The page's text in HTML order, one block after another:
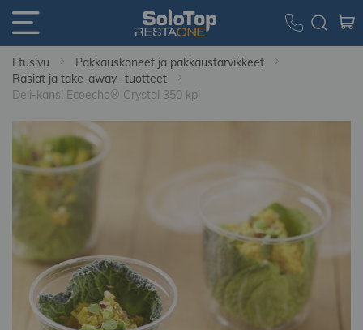
Etusivu
Pakkauskoneet ja pakkaustarvikkeet
Rasiat ja take-away -tuotteet
Deli-kansi Ecoecho® Crystal 350 kpl
to
the
images
gallery